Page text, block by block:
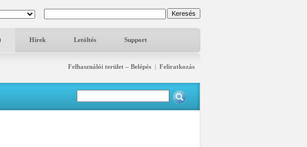
Hírek Letöltés Support
Felhasználói terület – Belépés | Feliratkozás